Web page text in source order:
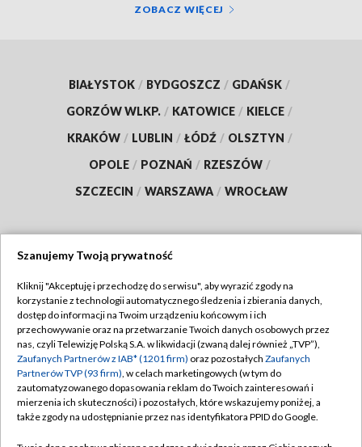
ZOBACZ WIĘCEJ
BIAŁYSTOK / BYDGOSZCZ / GDAŃSK /
GORZÓW WLKP. / KATOWICE / KIELCE /
KRAKÓW / LUBLIN / ŁÓDŹ / OLSZTYN /
OPOLE / POZNAŃ / RZESZÓW /
SZCZECIN / WARSZAWA / WROCŁAW
TVP
Abonament TVP
Emisja w TVP
Centrum informacji TVP
Naziemna Telewizja Cyfrowa
Regulamin TVP
Polityka prywatności
Moje zgody
Pomoc
Szanujemy Twoją prywatność
Kliknij "Akceptuję i przechodzę do serwisu", aby wyrazić zgody na
korzystanie z technologii automatycznego śledzenia i zbierania danych,
dostęp do informacji na Twoim urządzeniu końcowym i ich
przechowywanie oraz na przetwarzanie Twoich danych osobowych przez
nas, czyli Telewizję Polską S.A. w likwidacji (zwaną dalej również „TVP”),
Zaufanych Partnerów z IAB* (1201 firm) oraz pozostałych Zaufanych
Partnerów TVP (93 firm), w celach marketingowych (w tym do
zautomatyzowanego dopasowania reklam do Twoich zainteresowań i
mierzenia ich skuteczności) i pozostałych, które wskazujemy poniżej, a
także zgody na udostępnianie przez nas identyfikatora PPID do Google.